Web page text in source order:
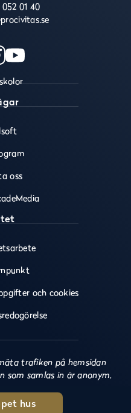
01 40
o
t
b
(
ö
p
a
i
y
t
t
f
n
t
e
)
oss
och cookies
trafiken på hemsidan
som samlas in är anonym.
hus